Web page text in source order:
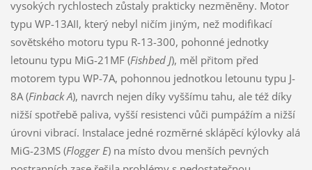
vysokých rychlostech zůstaly prakticky nezměněny. Motor
typu WP-13AII, který nebyl ničím jiným, než modifikací
sovětského motoru typu R-13-300, pohonné jednotky
letounu typu MiG-21MF (Fishbed J), měl přitom před
motorem typu WP-7A, pohonnou jednotkou letounu typu J-
8A (Finback A), navrch nejen díky vyššímu tahu, ale též díky
nižší spotřebě paliva, vyšší resistenci vůči pumpážím a nižší
úrovni vibrací. Instalace jedné rozměrné sklápěcí kýlovky alá
MiG-23MS (Flogger E) na místo dvou menších pevných